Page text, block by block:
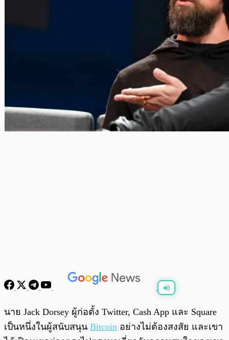
นาย Jack Dorsey ผู้ก่อตั้ง Twitter, Cash App และ Square
เป็นหนึ่งในผู้สนับสนุน Bitcoin อย่างไม่ต้องสงสัย และเขา